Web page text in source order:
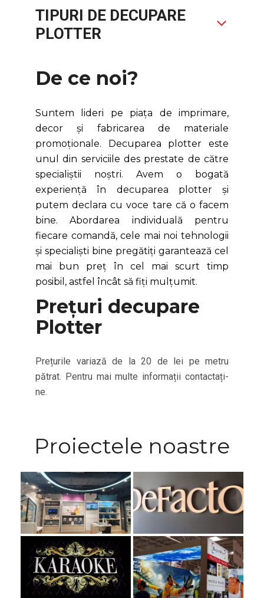
TIPURI DE DECUPARE
PLOTTER
De ce noi?
Suntem lideri pe piața de imprimare,
decor și fabricarea de materiale
promoționale. Decuparea plotter este
unul din serviciile des prestate de către
specialiștii noștri. Avem o bogată
experiență în decuparea plotter și
putem declara cu voce tare că o facem
bine. Abordarea individuală pentru
fiecare comandă, cele mai noi tehnologii
și specialiști bine pregătiți garantează cel
mai bun preț în cel mai scurt timp
posibil, astfel încât să fiți mulțumit.
Prețuri decupare
Plotter
Prețurile variază de la 20 de lei pe metru
pătrat. Pentru mai multe informații contactați-
ne.
Proiectele noastre